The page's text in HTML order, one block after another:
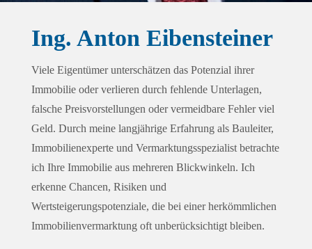
Ing. Anton Eibensteiner
Viele Eigentümer unterschätzen das Potenzial ihrer
Immobilie oder verlieren durch fehlende Unterlagen,
falsche Preisvorstellungen oder vermeidbare Fehler viel
Geld. Durch meine langjährige Erfahrung als Bauleiter,
Immobilienexperte und Vermarktungsspezialist betrachte
ich Ihre Immobilie aus mehreren Blickwinkeln. Ich
erkenne Chancen, Risiken und
Wertsteigerungspotenziale, die bei einer herkömmlichen
Immobilienvermarktung oft unberücksichtigt bleiben.